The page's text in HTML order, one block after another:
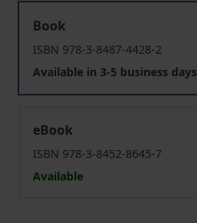
Book
ISBN 978-3-8487-4428-2
Available in 3-5 business days
eBook
ISBN 978-3-8452-8645-7
Available